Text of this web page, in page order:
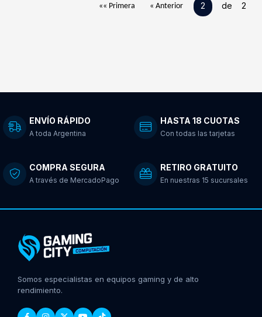
«« Primera « Anterior 2 de 2
ENVÍO RÁPIDO
A toda Argentina
HASTA 18 CUOTAS
Con todas las tarjetas
COMPRA SEGURA
A través de MercadoPago
RETIRO GRATUITO
En nuestras 15 sucursales
Somos especialistas en equipos gaming y de alto
rendimiento.